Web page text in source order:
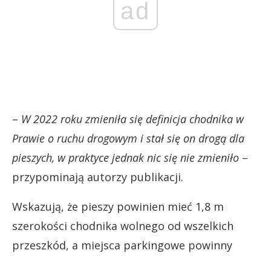
ad
– W 2022 roku zmieniła się definicja chodnika w
Prawie o ruchu drogowym i stał się on drogą dla
pieszych, w praktyce jednak nic się nie zmieniło –
przypominają autorzy publikacji.
Wskazują, że pieszy powinien mieć 1,8 m
szerokości chodnika wolnego od wszelkich
przeszkód, a miejsca parkingowe powinny